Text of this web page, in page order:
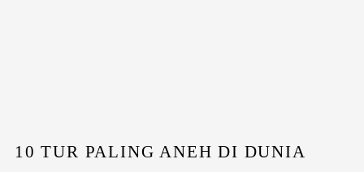
10 TUR PALING ANEH DI DUNIA